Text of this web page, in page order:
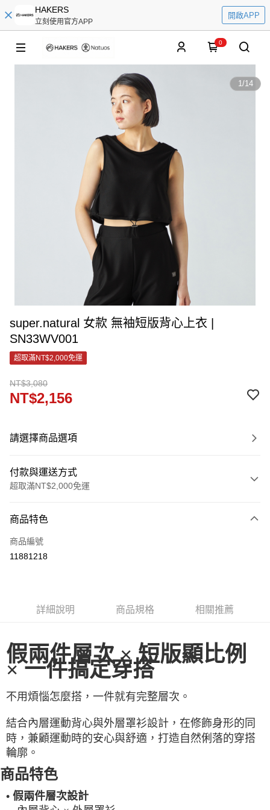
HAKERS
立刻使用官方APP
開啟APP
0
1/14
super.natural 女款 無袖短版背心上衣 |
SN33WV001
超取滿NT$2,000免運
NT$3,080
NT$2,156
請選擇商品選項
付款與運送方式
超取滿NT$2,000免運
信用卡一次付款
LINE Pay
運送方式
每筆NT$100
全家超取(2000以上免運)
每筆NT$100，滿NT$2,000(含以上)免運費
一般7-11取貨
每筆NT$100
7-11超取(2000以上免運)
商品特色
商品編號
11881218
詳細說明 商品規格 相關推薦
假兩件層次 × 短版顯比例
× 一件搞定穿搭
不用煩惱怎麼搭，一件就有完整層次。
結合內層運動背心與外層罩衫設計，在修飾身形的同
時，兼顧運動時的安心與舒適，打造自然俐落的穿搭
輪廓。
商品特色
• 假兩件層次設計